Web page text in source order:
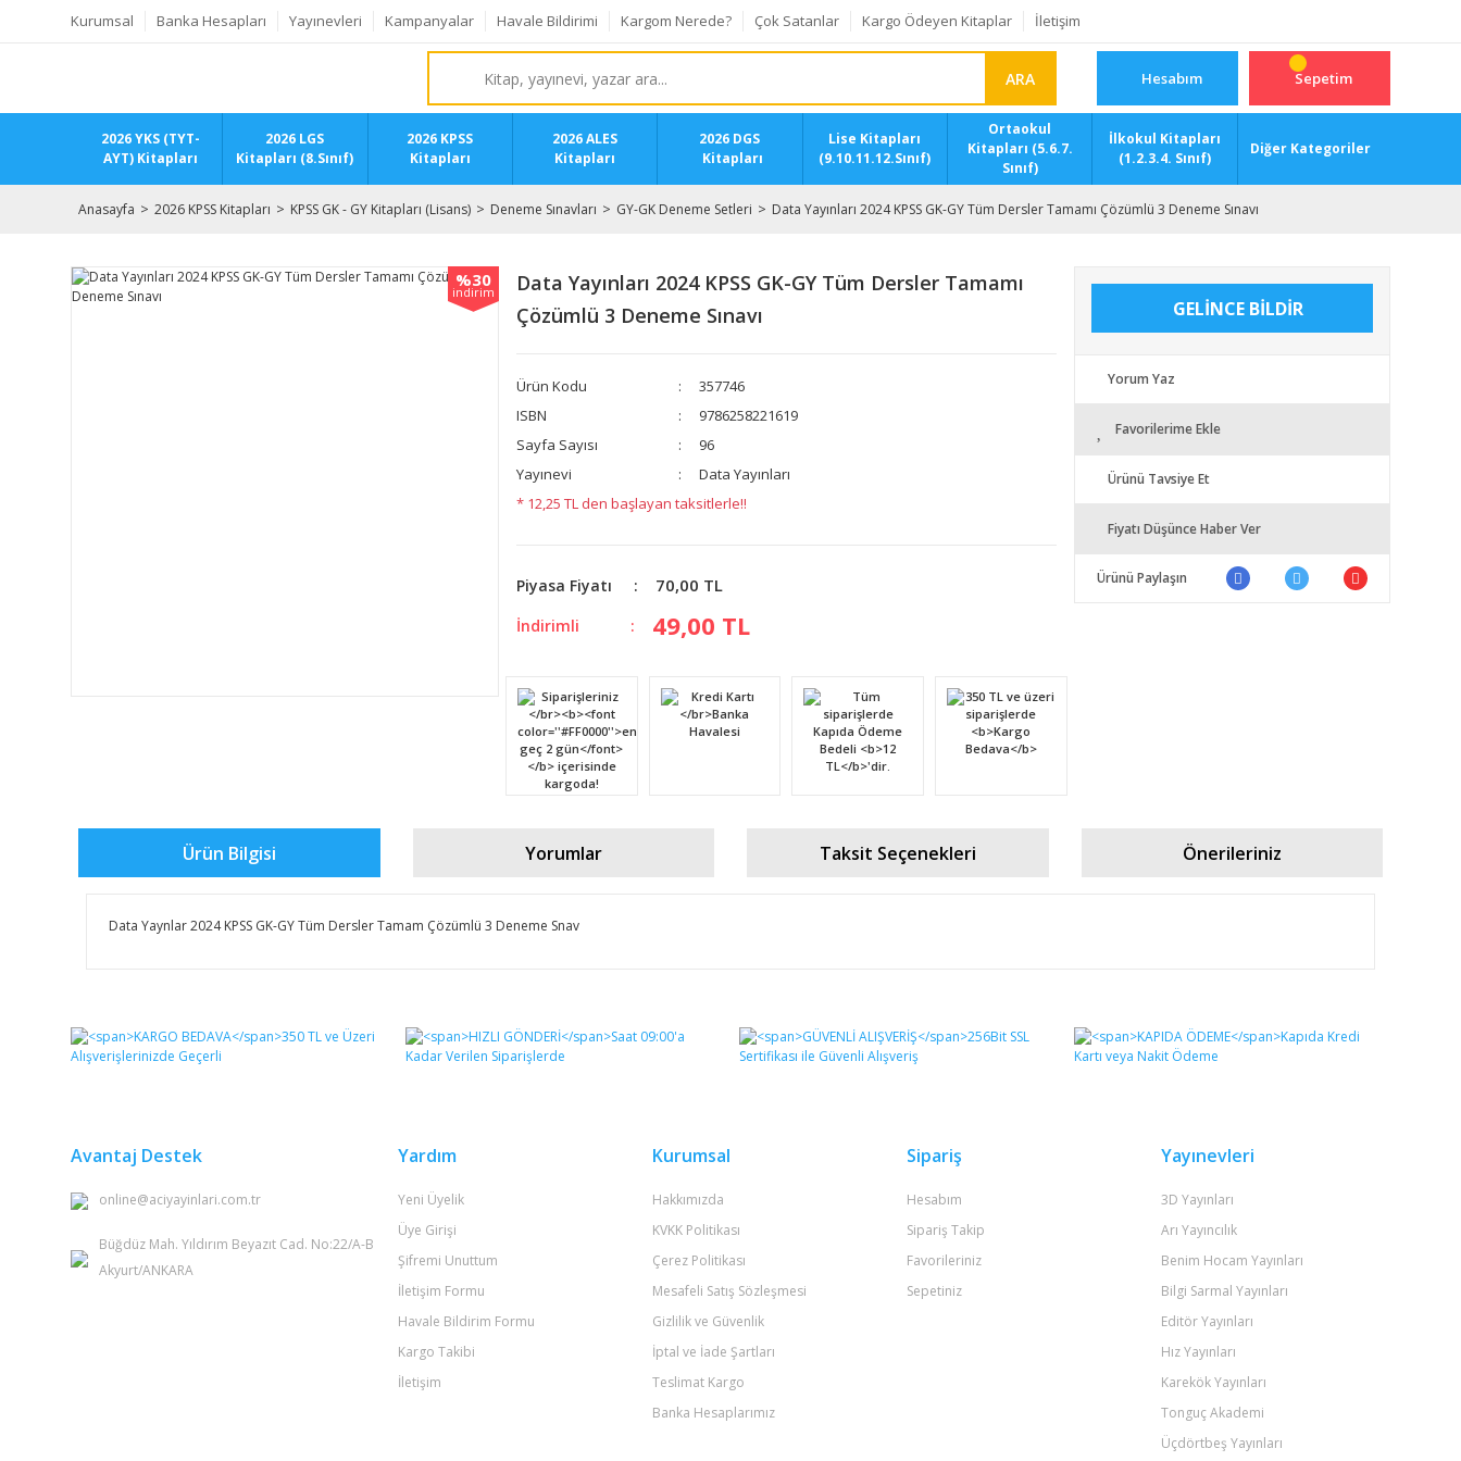
Kurumsal Banka Hesapları Yayınevleri Kampanyalar Havale Bildirimi Kargom Nerede? Çok Satanlar Kargo Ödeyen Kitaplar İletişim
ARA Hesabım Sepetim
2026 YKS (TYT-
AYT) Kitapları
2026 LGS
Kitapları (8.Sınıf)
2026 KPSS
Kitapları
2026 ALES
Kitapları
2026 DGS
Kitapları
Lise Kitapları
(9.10.11.12.Sınıf)
Ortaokul
Kitapları (5.6.7.
Sınıf)
İlkokul Kitapları
(1.2.3.4. Sınıf)
Diğer Kategoriler
Anasayfa 2026 KPSS Kitapları KPSS GK - GY Kitapları (Lisans) Deneme Sınavları GY-GK Deneme Setleri Data Yayınları 2024 KPSS GK-GY Tüm Dersler Tamamı Çözümlü 3 Deneme Sınavı
%30
indirim
Data Yayınları 2024 KPSS GK-GY Tüm Dersler Tamamı
Çözümlü 3 Deneme Sınavı
Ürün Kodu
357746
ISBN
9786258221619
Sayfa Sayısı
96
Yayınevi
Data Yayınları
* 12,25 TL den başlayan taksitlerle!!
Piyasa Fiyatı 70,00 TL
İndirimli 49,00 TL
GELİNCE BİLDİR
Yorum Yaz
Favorilerime Ekle
Ürünü Tavsiye Et
Fiyatı Düşünce Haber Ver
Ürünü Paylaşın
Ürün Bilgisi Yorumlar Taksit Seçenekleri Önerileriniz
Data Yaynlar 2024 KPSS GK-GY Tüm Dersler Tamam Çözümlü 3 Deneme Snav
Bu ürüne ilk yorumu siz yapın!
Görüş ve önerileriniz için teşekkür ederiz.
Bu ürüne benzer farklı alternatifler olmalı.
Gönder
Avantaj Destek
online@aciyayinlari.com.tr
Büğdüz Mah. Yıldırım Beyazıt Cad. No:22/A-B
Akyurt/ANKARA
Yardım
Yeni Üyelik
Üye Girişi
Şifremi Unuttum
İletişim Formu
Havale Bildirim Formu
Kargo Takibi
İletişim
Kurumsal
Hakkımızda
KVKK Politikası
Çerez Politikası
Mesafeli Satış Sözleşmesi
Gizlilik ve Güvenlik
İptal ve İade Şartları
Teslimat Kargo
Banka Hesaplarımız
Sipariş
Hesabım
Sipariş Takip
Favorileriniz
Sepetiniz
Yayınevleri
3D Yayınları
Arı Yayıncılık
Benim Hocam Yayınları
Bilgi Sarmal Yayınları
Editör Yayınları
Hız Yayınları
Karekök Yayınları
Tonguç Akademi
Üçdörtbeş Yayınları